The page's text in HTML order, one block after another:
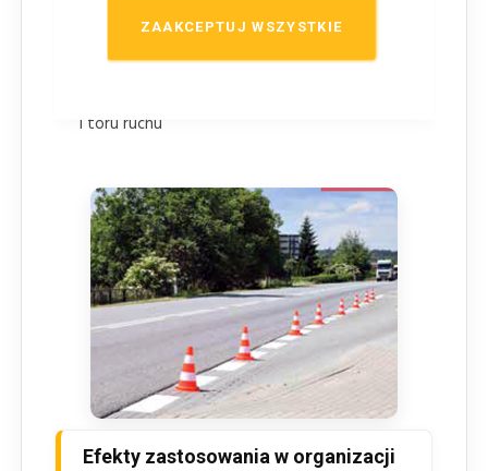
ZAAKCEPTUJ WSZYSTKIE
pierwotnego kształtu, ograniczając uszkodzenia
Kolor ostrzegawczy- pomarańczowy z białymi
i toru ruchu
Efekty zastosowania w organizacji